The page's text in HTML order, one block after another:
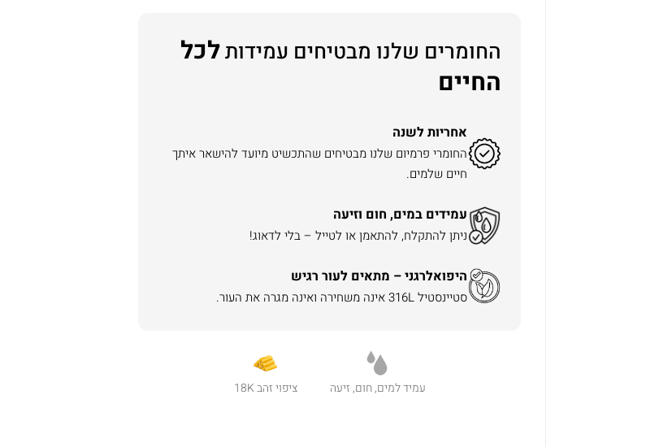
החומרים שלנו מבטיחים עמידותלכל
החיים
אחריות לשנה
החומרי פרמיום שלנו מבטיחים שהתכשיט מיועד להישאר איתך
חיים שלמים.
עמידים במים, חום וזיעה
ניתן להתקלח, להתאמן או לטייל – בלי לדאוג!
היפואלרגני – מתאים לעור רגיש
סטיינסטיל 316L אינה משחירה ואינה מגרה את העור.
עמיד למים, חום, זיעה ציפוי זהב 18K